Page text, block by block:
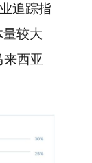
追踪指
较大
西亚